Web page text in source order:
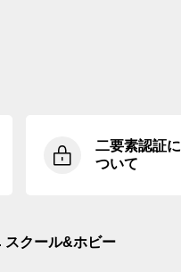
二要素認証に
ついて
スクール&ホビー